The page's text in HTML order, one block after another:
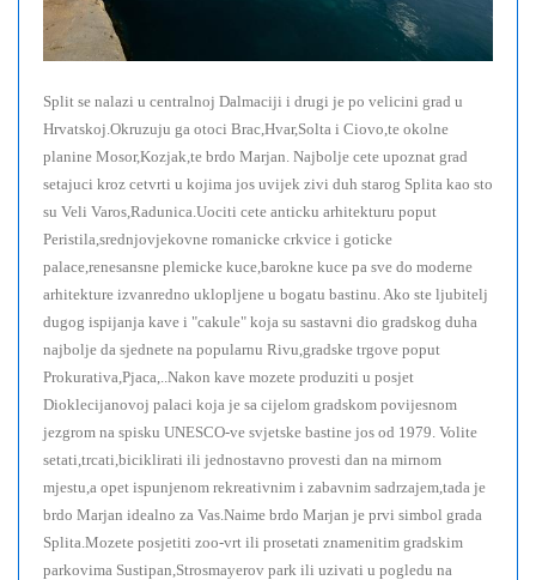
Split se nalazi u centralnoj Dalmaciji i drugi je po velicini grad u
Hrvatskoj.Okruzuju ga otoci Brac,Hvar,Solta i Ciovo,te okolne
planine Mosor,Kozjak,te brdo Marjan. Najbolje cete upoznat grad
setajuci kroz cetvrti u kojima jos uvijek zivi duh starog Splita kao sto
su Veli Varos,Radunica.Uociti cete anticku arhitekturu poput
Peristila,srednjovjekovne romanicke crkvice i goticke
palace,renesansne plemicke kuce,barokne kuce pa sve do moderne
arhitekture izvanredno uklopljene u bogatu bastinu. Ako ste ljubitelj
dugog ispijanja kave i "cakule" koja su sastavni dio gradskog duha
najbolje da sjednete na popularnu Rivu,gradske trgove poput
Prokurativa,Pjaca,..Nakon kave mozete produziti u posjet
Dioklecijanovoj palaci koja je sa cijelom gradskom povijesnom
jezgrom na spisku UNESCO-ve svjetske bastine jos od 1979. Volite
setati,trcati,biciklirati ili jednostavno provesti dan na mirnom
mjestu,a opet ispunjenom rekreativnim i zabavnim sadrzajem,tada je
brdo Marjan idealno za Vas.Naime brdo Marjan je prvi simbol grada
Splita.Mozete posjetiti zoo-vrt ili prosetati znamenitim gradskim
parkovima Sustipan,Strosmayerov park ili uzivati u pogledu na